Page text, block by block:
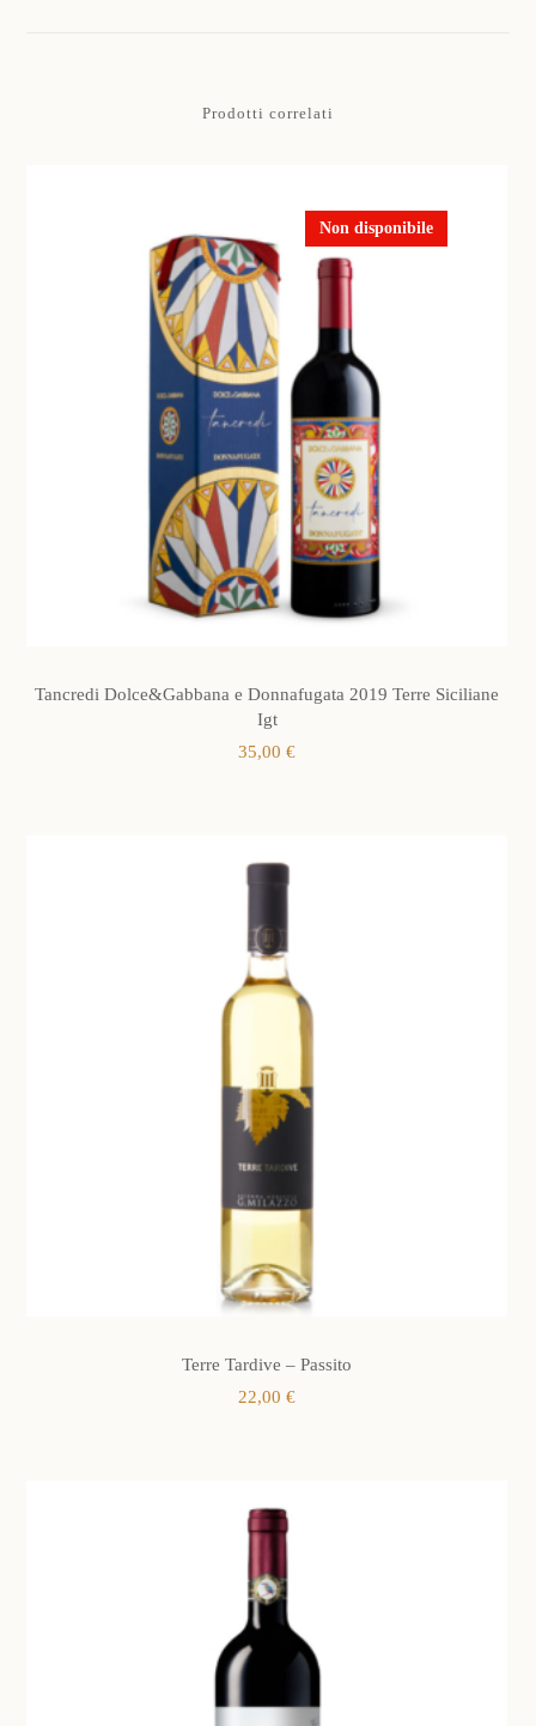
Prodotti correlati
Tancredi Dolce&Gabbana e Donnafugata 2019 Terre Siciliane
Igt
35,00€
Non disponibile
Terre Tardive – Passito
22,00€